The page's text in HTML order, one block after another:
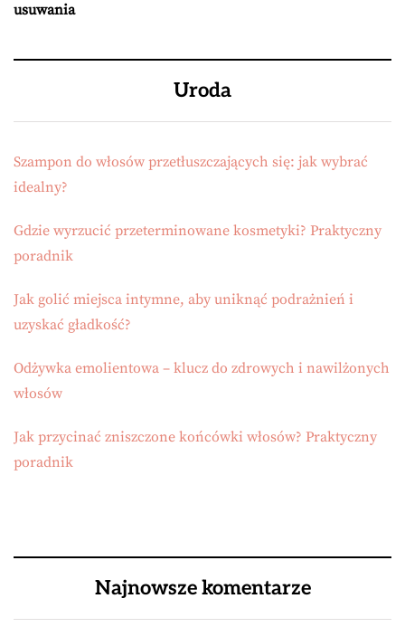
usuwania
Uroda
Szampon do włosów przetłuszczających się: jak wybrać
idealny?
Gdzie wyrzucić przeterminowane kosmetyki? Praktyczny
poradnik
Jak golić miejsca intymne, aby uniknąć podrażnień i
uzyskać gładkość?
Odżywka emolientowa – klucz do zdrowych i nawilżonych
włosów
Jak przycinać zniszczone końcówki włosów? Praktyczny
poradnik
Najnowsze komentarze